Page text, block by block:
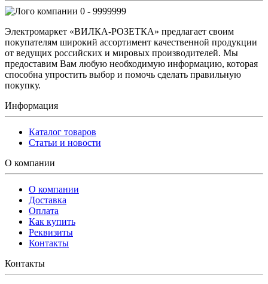
0 - 9999999
Электромаркет «ВИЛКА-РОЗЕТКА» предлагает своим
покупателям широкий ассортимент качественной продукции
от ведущих российских и мировых производителей. Мы
предоставим Вам любую необходимую информацию, которая
способна упростить выбор и помочь сделать правильную
покупку.
Информация
Каталог товаров
Статьи и новости
О компании
О компании
Доставка
Оплата
Как купить
Реквизиты
Контакты
Контакты